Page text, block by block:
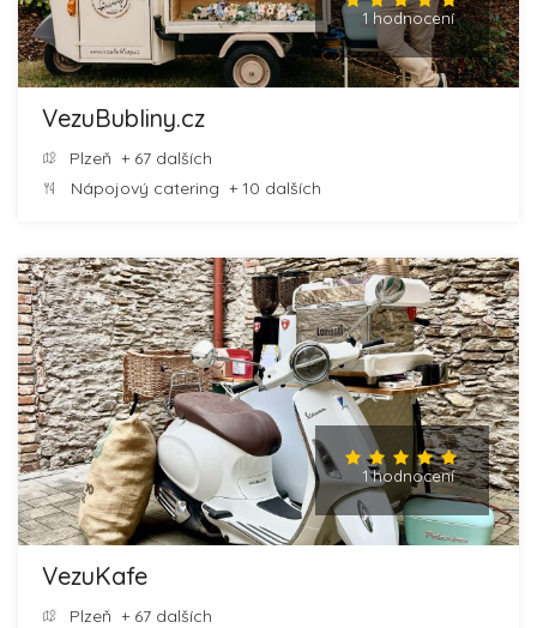
1 hodnocení
VezuBubliny.cz
Plzeň + 67 dalších
Nápojový catering + 10 dalších
1 hodnocení
VezuKafe
Plzeň + 67 dalších